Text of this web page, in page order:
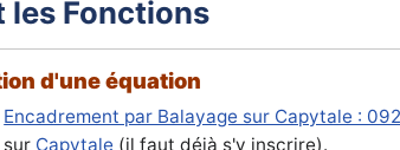
les Fonctions
d'une équation
Encadrement par Balayage sur Capytale :
Capytale (il faut déjà s'y inscrire).